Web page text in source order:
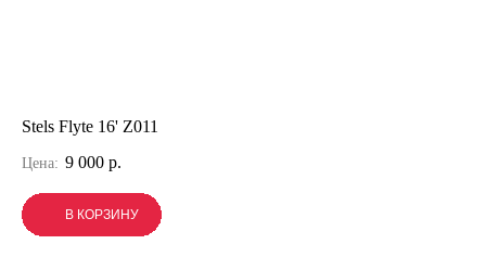
Stels Flyte 16' Z011
Цена: 9 000 р.
В КОРЗИНУ
В КОРЗИНУ
В КОРЗИНУ